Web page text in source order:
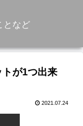
となど
が1つ出来
2021.07.24